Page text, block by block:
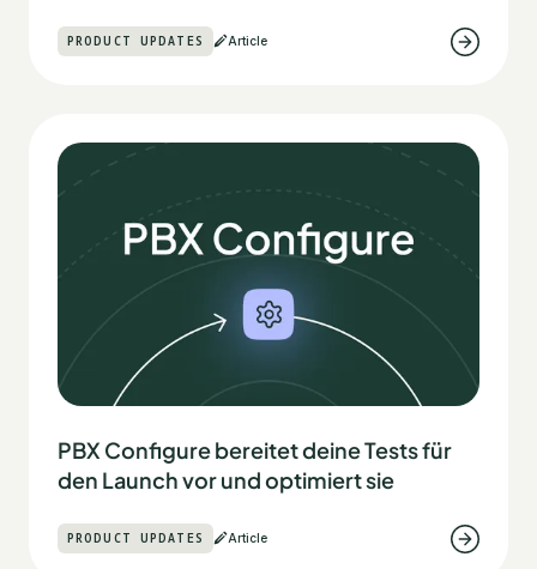
PRODUCT UPDATES Article
PBX Configure bereitet deine Tests für
den Launch vor und optimiert sie
PRODUCT UPDATES Article